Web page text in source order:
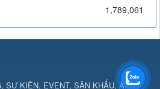
1,789,061
SỰ KIỆN, EVENT, SÂN KHẤU, ÂM